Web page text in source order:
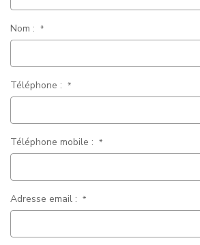
Nom : *
Téléphone : *
Téléphone mobile : *
Adresse email : *